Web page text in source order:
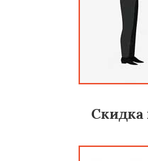
Скидка